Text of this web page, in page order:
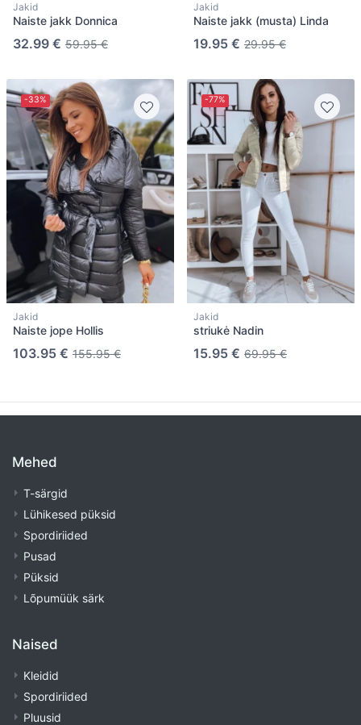
Jakid
Naiste jakk Donnica
32.99 € 59.95 €
Jakid
Naiste jakk (musta) Linda
19.95 € 29.95 €
-33%
Jakid
Naiste jope Hollis
103.95 € 155.95 €
-77%
Jakid
striukė Nadin
15.95 € 69.95 €
Mehed
T-särgid
Lühikesed püksid
Spordiriided
Pusad
Püksid
Lõpumüük särk
Naised
Kleidid
Spordiriided
Pluusid